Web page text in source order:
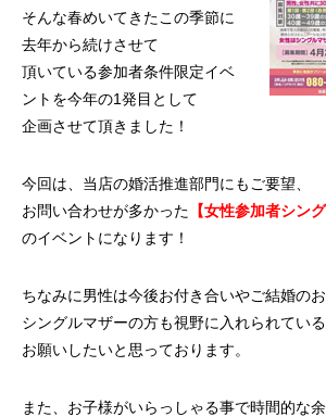
そんな春めいてきたこの季節に
去年から続けさせて
頂いている参加者条件限定イベ
ントを今年の1発目として
企画させて頂きました！
今回は、当店の婚活推進部門にもご要望、
お問い合わせが多かった 【女性参加者シン
のイベントになります！
ちなみに男性は今後お付き合いやご結婚のお
シングルマザーの方も視野に入れられてい
お願いしたいと思っております。
また、お子様がいらっしゃる事で時間的な